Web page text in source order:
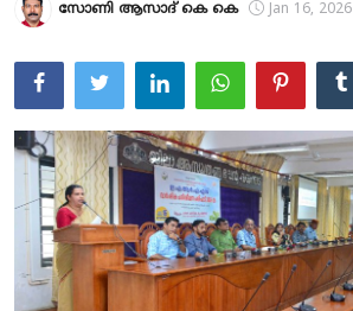
Business
Classifieds
Education
Entertainment
Health
Obituary
സോണി ആസാദ് കെ കെ Jan 16, 2026